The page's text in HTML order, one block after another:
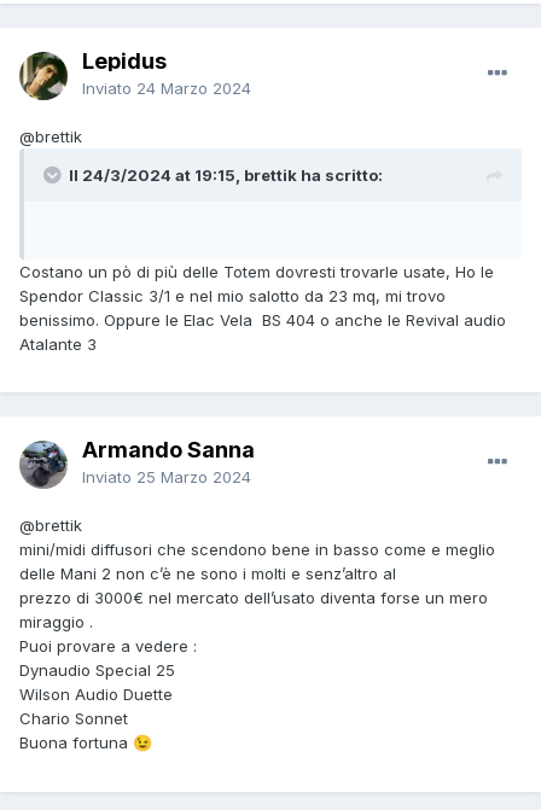
Lepidus
Inviato 24 Marzo 2024
@brettik
Il 24/3/2024 at 19:15, brettik ha scritto:
Costano un pò di più delle Totem dovresti trovarle usate, Ho le
Spendor Classic 3/1 e nel mio salotto da 23 mq, mi trovo
benissimo. Oppure le Elac Vela BS 404 o anche le Revival audio
Atalante 3
Armando Sanna
Inviato 25 Marzo 2024
@brettik
mini/midi diffusori che scendono bene in basso come e meglio
delle Mani 2 non c’è ne sono i molti e senz’altro al
prezzo di 3000€ nel mercato dell’usato diventa forse un mero
miraggio .
Puoi provare a vedere :
Dynaudio Special 25
Wilson Audio Duette
Chario Sonnet
Buona fortuna 😉